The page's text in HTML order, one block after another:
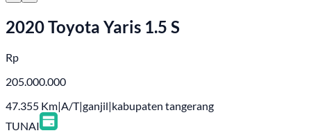
2020 Toyota Yaris 1.5 S
Rp
205.000.000
47.355 Km|A/T|ganjil|kabupaten tangerang
TUNAI